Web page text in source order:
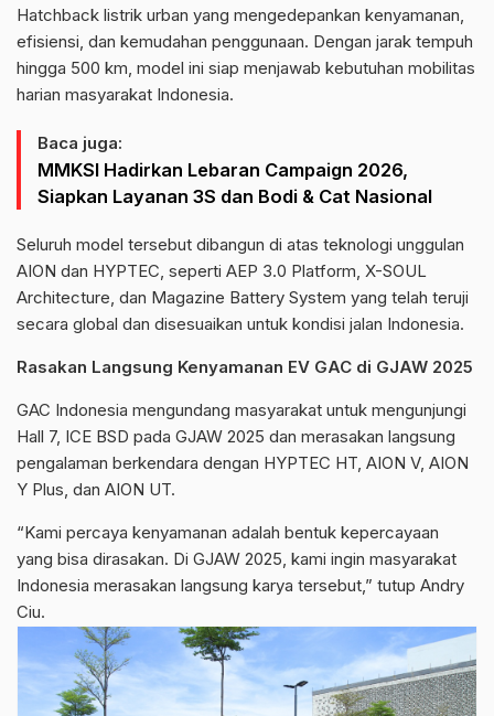
Hatchback listrik urban yang mengedepankan kenyamanan,
efisiensi, dan kemudahan penggunaan. Dengan jarak tempuh
hingga 500 km, model ini siap menjawab kebutuhan mobilitas
harian masyarakat Indonesia.
Baca juga:
MMKSI Hadirkan Lebaran Campaign 2026,
Siapkan Layanan 3S dan Bodi & Cat Nasional
Seluruh model tersebut dibangun di atas teknologi unggulan
AION dan HYPTEC, seperti AEP 3.0 Platform, X-SOUL
Architecture, dan Magazine Battery System yang telah teruji
secara global dan disesuaikan untuk kondisi jalan Indonesia.
Rasakan Langsung Kenyamanan EV GAC di GJAW 2025
GAC Indonesia mengundang masyarakat untuk mengunjungi
Hall 7, ICE BSD pada GJAW 2025 dan merasakan langsung
pengalaman berkendara dengan HYPTEC HT, AION V, AION
Y Plus, dan AION UT.
“Kami percaya kenyamanan adalah bentuk kepercayaan
yang bisa dirasakan. Di GJAW 2025, kami ingin masyarakat
Indonesia merasakan langsung karya tersebut,” tutup Andry
Ciu.